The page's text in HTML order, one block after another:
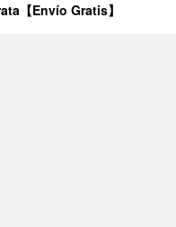
【Envío Gratis】